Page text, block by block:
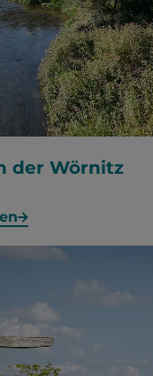
der Wörnitz